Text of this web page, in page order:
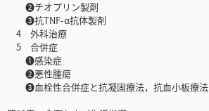
❷チオプリン製剤
❸抗TNF-α抗体製剤
4 外科治療
5 合併症
❶感染症
❷悪性腫瘍
❸血栓性合併症と抗凝固療法，抗血小板療法